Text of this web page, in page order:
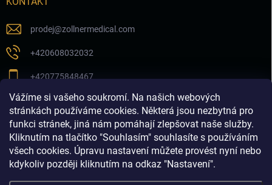
Vážíme si vašeho soukromí. Na našich webových
stránkách používáme cookies. Některá jsou nezbytná pro
funkci stránek, jiná nám pomáhají zlepšovat naše služby.
Kliknutím na tlačítko "Souhlasím" souhlasíte s používáním
všech cookies. Úpravu nastavení můžete provést nyní nebo
kdykoliv později kliknutím na odkaz "Nastavení".
prodej@zollnermedical.com
+420608032032
+420775848467
Sledujte nás na našem FB profilu
zollnermedical_eu